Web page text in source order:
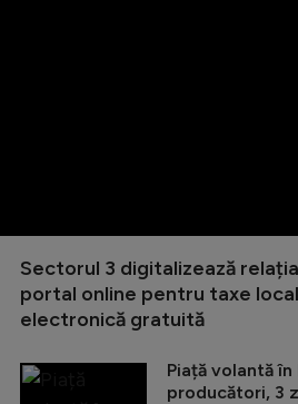
Sectorul 3 digitalizează
portal online pentru taxe
electronică gratuită
Piață volantă în
producători, 3